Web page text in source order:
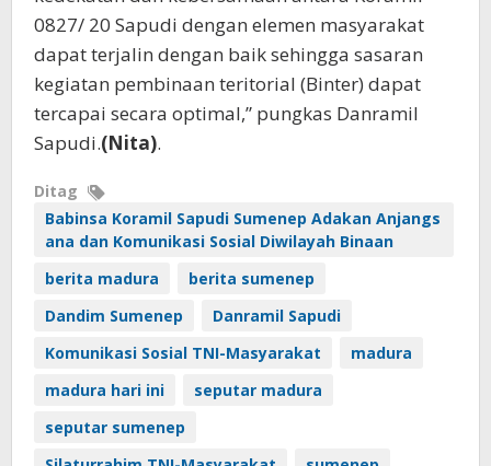
0827/ 20 Sapudi dengan elemen masyarakat
dapat terjalin dengan baik sehingga sasaran
kegiatan pembinaan teritorial (Binter) dapat
tercapai secara optimal,” pungkas Danramil
Sapudi.(Nita).
Ditag
Babinsa Koramil Sapudi Sumenep Adakan Anjangs
ana dan Komunikasi Sosial Diwilayah Binaan
berita madura
berita sumenep
Dandim Sumenep
Danramil Sapudi
Komunikasi Sosial TNI-Masyarakat
madura
madura hari ini
seputar madura
seputar sumenep